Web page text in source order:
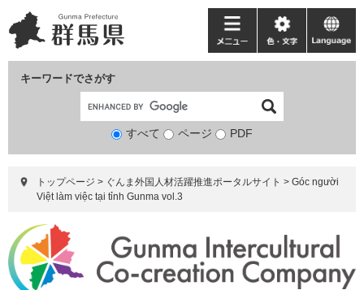
ー
ジ
ニ
ュ
て
キーワードでさがす
検
象
すべて ページ PDF
メ
ニ
ー
色・
文
language
トップページ > ぐんま外国人材活躍推進ポータルサイト > Góc người
Việt làm việc tại tỉnh Gunma vol.3